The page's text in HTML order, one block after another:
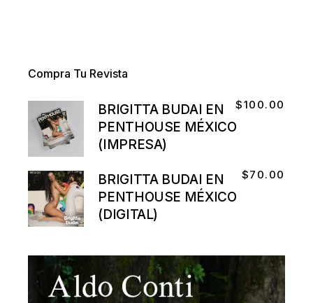
Compra Tu Revista
BRIGITTA BUDAI EN
PENTHOUSE MÉXICO
(IMPRESA)
$100.00
BRIGITTA BUDAI EN
PENTHOUSE MÉXICO
(DIGITAL)
$70.00